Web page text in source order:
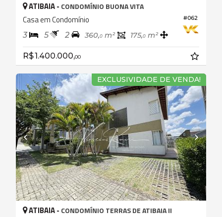
#062
ATIBAIA - CONDOMÍNIO BUONA VITA
Casa em Condomínio
3 5 2 360,0 m² 175,0 m²
R$ 1.400.000,00
EXCLUSIVIDADE DE VENDA!
ATIBAIA - CONDOMÍNIO TERRAS DE ATIBAIA II